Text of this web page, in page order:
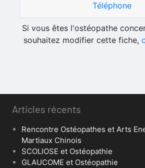
Téléphone
Si vous êtes l'ostéopathe
souhaitez modifier cette fiche,
Articles récents
Rencontre Ostéopathes et Arts
Martiaux Chinois
SCOLIOSE et Ostéopathie
GLAUCOME et Ostéopathie